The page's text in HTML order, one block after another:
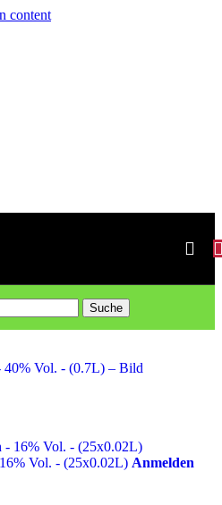
content
Suche
Vol. - (25x0.02L) Anmelden